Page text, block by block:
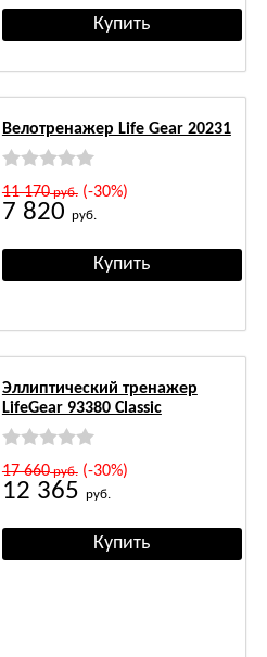
Велотренажер Life Gear 20231
11 170руб.(-30%)
7 820 руб.
Эллиптический тренажер
LifeGear 93380 Classic
17 660руб.(-30%)
12 365 руб.